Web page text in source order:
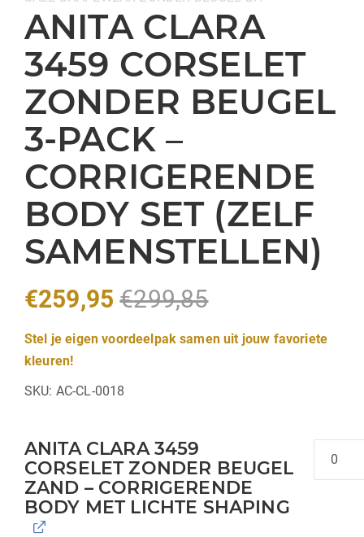
ANITA CLARA
3459 CORSELET
ZONDER BEUGEL
3-PACK –
CORRIGERENDE
BODY SET (ZELF
SAMENSTELLEN)
€259,95 €299,85
Stel je eigen voordeelpak samen uit jouw favoriete
kleuren!
SKU: AC-CL-0018
ANITA CLARA 3459
CORSELET ZONDER BEUGEL
ZAND – CORRIGERENDE
BODY MET LICHTE SHAPING